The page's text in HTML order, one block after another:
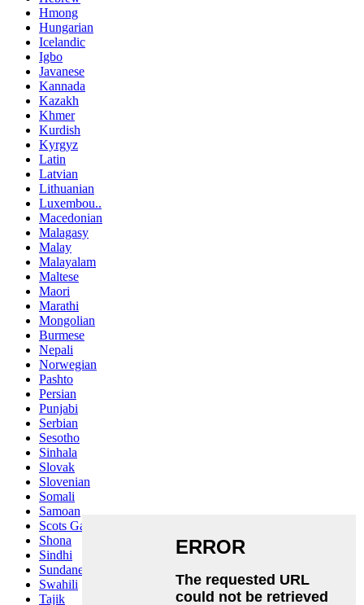
Hmong
Hungarian
Icelandic
Igbo
Javanese
Kannada
Kazakh
Khmer
Kurdish
Kyrgyz
Latin
Latvian
Lithuanian
Luxembou..
Macedonian
Malagasy
Malay
Malayalam
Maltese
Maori
Marathi
Mongolian
Burmese
Nepali
Norwegian
Pashto
Persian
Punjabi
Serbian
Sesotho
Sinhala
Slovak
Slovenian
Somali
Samoan
Scots Gaelic
Shona
Sindhi
Sundanese
Swahili
Tajik